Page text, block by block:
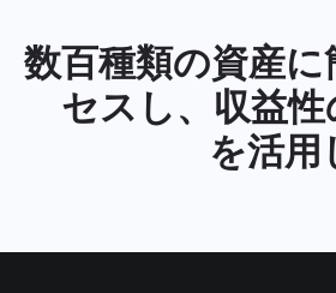
数百種類の資産に
セスし、収益
を活用